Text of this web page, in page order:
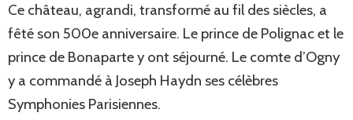
Ce château, agrandi, transformé au fil des siècles, a
fêté son 500e anniversaire. Le prince de Polignac et le
prince de Bonaparte y ont séjourné. Le comte d’Ogny
y a commandé à Joseph Haydn ses célèbres
Symphonies Parisiennes.